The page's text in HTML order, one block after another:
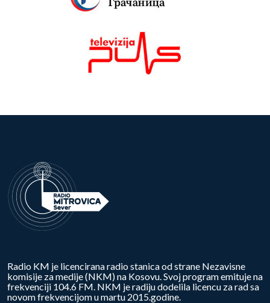
Radio KM je licencirana radio stanica od strane Nezavisne
komisije za medije (NKM) na Kosovu. Svoj program emituje na
frekvenciji 104.6 FM. NKM je radiju dodelila licencu za rad sa
novom frekvencijom u martu 2015.godine.